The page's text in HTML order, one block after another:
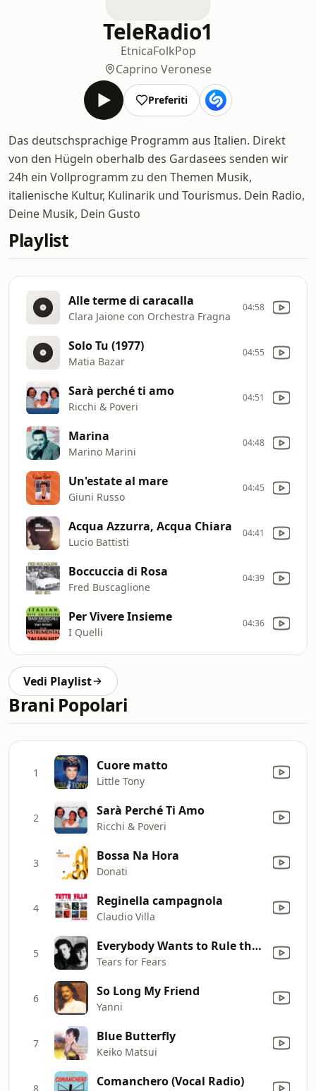
TeleRadio1
EtnicaFolkPop
Caprino Veronese
Preferiti
Das deutschsprachige Programm aus Italien. Direkt
von den Hügeln oberhalb des Gardasees senden wir
24h ein Vollprogramm zu den Themen Musik,
italienische Kultur, Kulinarik und Tourismus. Dein Radio,
Deine Musik, Dein Gusto
Playlist
Alle terme di caracalla
Clara Jaione con Orchestra Fragna
04:58
Solo Tu (1977)
Matia Bazar
04:55
Sarà perché ti amo
Ricchi & Poveri
04:51
Marina
Marino Marini
04:48
Un'estate al mare
Giuni Russo
04:45
Acqua Azzurra, Acqua Chiara
Lucio Battisti
04:41
Boccuccia di Rosa
Fred Buscaglione
04:39
Per Vivere Insieme
I Quelli
04:36
Vedi Playlist
Brani Popolari
1 Cuore matto
Little Tony
2 Sarà Perché Ti Amo
Ricchi & Poveri
3 Bossa Na Hora
Donati
4 Reginella campagnola
Claudio Villa
5 Everybody Wants to Rule the World
Tears for Fears
6 So Long My Friend
Yanni
7 Blue Butterfly
Keiko Matsui
8 Comanchero (Vocal Radio)